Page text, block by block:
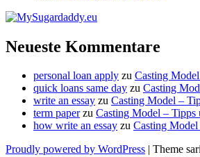
Neueste Kommentare
personal loan apply zu Casting
quick loans same day zu Casting
write an essay zu Casting Model –
term paperzu Casting Model – Tipps
how write an essay zu Casting
Proudly powered by WordPress | Theme